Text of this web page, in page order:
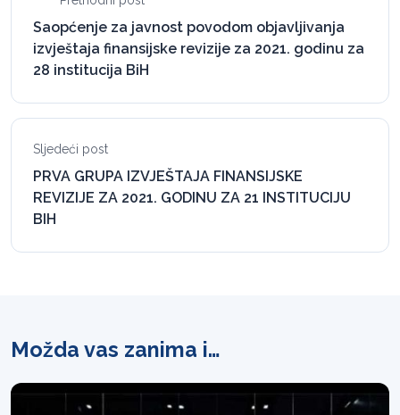
Saopćenje za javnost povodom objavljivanja
izvještaja finansijske revizije za 2021. godinu za
28 institucija BiH
Sljedeći post
PRVA GRUPA IZVJEŠTAJA FINANSIJSKE
REVIZIJE ZA 2021. GODINU ZA 21 INSTITUCIJU
BIH
Možda vas zanima i…